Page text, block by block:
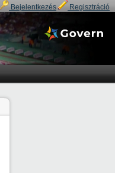
Bejelentkezés Regisztráció